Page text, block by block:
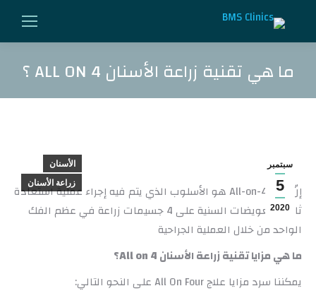
ما هي تقنية زراعة الأسنان ALL ON 4 ؟
You are here:
سبتمبر
5
2020
الأسنان
زراعة الأسنان
إنّ علاج All-on-4 هو الأسلوب الذي يتم فيه إجراء عملية استعادة
ثابتة للتعويضات السنية على 4 جسيمات زراعة في عظم الفك
الواحد من خلال العملية الجراحية
ما هي مزايا تقنية زراعة الأسنانAll on 4؟
يمكننا سرد مزايا علاج All On Four على النحو التالي: